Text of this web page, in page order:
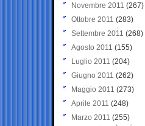
Novembre 2011 (267)
Ottobre 2011 (283)
Settembre 2011 (268)
Agosto 2011 (155)
Luglio 2011 (204)
Giugno 2011 (262)
Maggio 2011 (273)
Aprile 2011 (248)
Marzo 2011 (255)